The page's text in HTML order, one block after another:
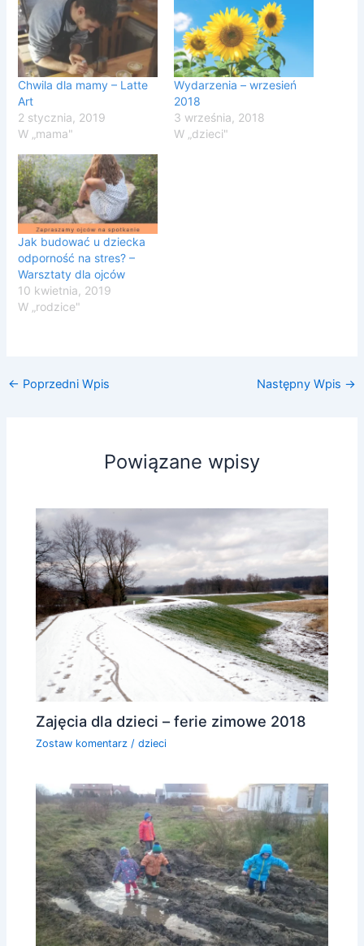
Chwila dla mamy – Latte
Art
2 stycznia, 2019
W „mama"
Wydarzenia – wrzesień
2018
3 września, 2018
W „dzieci"
Jak budować u dziecka
odporność na stres? –
Warsztaty dla ojców
10 kwietnia, 2019
W „rodzice"
← Poprzedni Wpis Następny Wpis →
Powiązane wpisy
Zajęcia dla dzieci – ferie zimowe 2018
Zostaw komentarz /dzieci